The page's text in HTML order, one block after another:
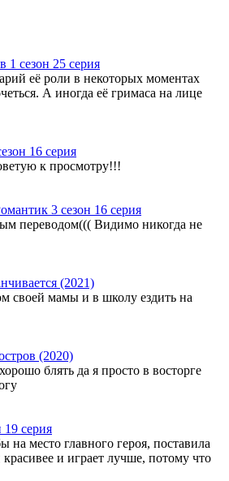
1 сезон 25 серия
её роли в некоторых моментах
А иногда её гримаса на лице
16 серия
к просмотру!!!
3 сезон 16 серия
переводом((( Видимо никогда не
(2021)
своей мамы и в школу ездить на
(2020)
блять да я просто в восторге
серия
на место главного героя, поставила
и играет лучше, потому что